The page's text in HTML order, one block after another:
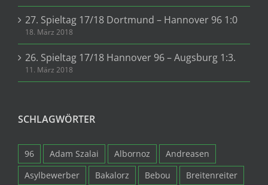
27. Spieltag 17/18 Dortmund – Hannover 96 1:0
18. März 2018
26. Spieltag 17/18 Hannover 96 – Augsburg 1:3.
11. März 2018
SCHLAGWÖRTER
96 Adam Szalai Albornoz
Andreasen
Asylbewerber
Bakalorz Bebou
Breitenreiter